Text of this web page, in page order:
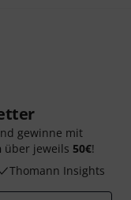
gewinne mit
über jeweils 50€!
Thomann Insights